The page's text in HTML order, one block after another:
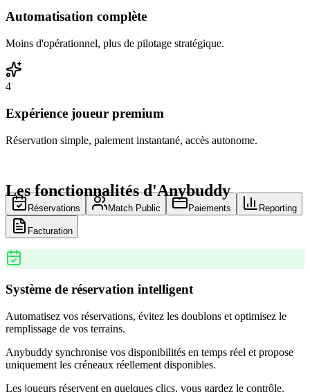
Automatisation complète
Moins d'opérationnel, plus de pilotage stratégique.
4
Expérience joueur premium
Réservation simple, paiement instantané, accès autonome.
Les fonctionnalités d'Anybuddy
Réservations Match Public Paiements Reporting
Facturation
Système de réservation intelligent
Automatisez vos réservations, évitez les doublons et optimisez le
remplissage de vos terrains.
Anybuddy synchronise vos disponibilités en temps réel et propose
uniquement les créneaux réellement disponibles.
Les joueurs réservent en quelques clics, vous gardez le contrôle.